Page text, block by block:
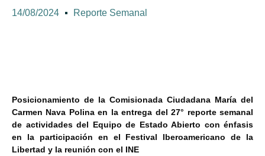
14/08/2024 Reporte Semanal
Posicionamiento de la Comisionada Ciudadana María del
Carmen Nava Polina en la entrega del 27° reporte semanal
de actividades del Equipo de Estado Abierto con énfasis
en la participación en el Festival Iberoamericano de la
Libertad y la reunión con el INE